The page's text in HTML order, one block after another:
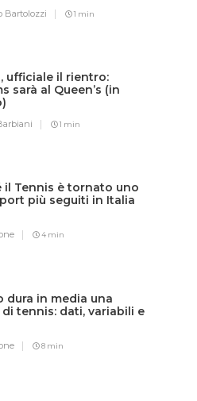
Bartolozzi 1 min
ufficiale il rientro:
sarà al Queen’s (in
1 min
il Tennis è tornato uno
più seguiti in Italia
4 min
dura in media una
tennis: dati, variabili e
8 min